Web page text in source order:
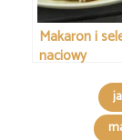
Makaron i
naciowy